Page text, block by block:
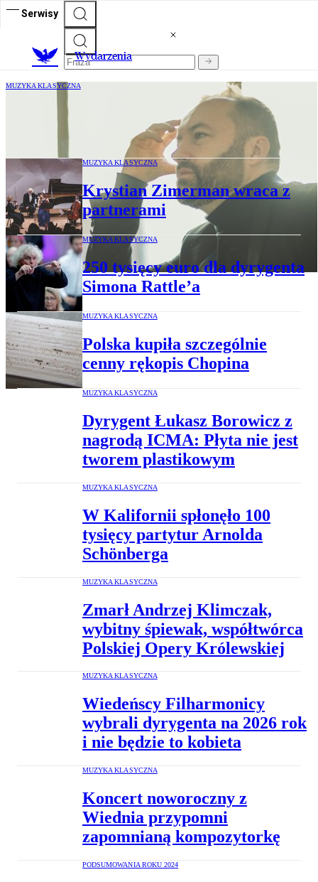
Serwisy
Wydarzenia
MUZYKA KLASYCZNA
Scena Muzyki Polskiej w Filharmonii
Narodowej
MUZYKA KLASYCZNA
Krystian Zimerman wraca z
partnerami
MUZYKA KLASYCZNA
250 tysięcy euro dla dyrygenta
Simona Rattle’a
MUZYKA KLASYCZNA
Polska kupiła szczególnie
cenny rękopis Chopina
MUZYKA KLASYCZNA
Dyrygent Łukasz Borowicz z
nagrodą ICMA: Płyta nie jest
tworem plastikowym
MUZYKA KLASYCZNA
W Kalifornii spłonęło 100
tysięcy partytur Arnolda
Schönberga
MUZYKA KLASYCZNA
Zmarł Andrzej Klimczak,
wybitny śpiewak, współtwórca
Polskiej Opery Królewskiej
MUZYKA KLASYCZNA
Wiedeńscy Filharmonicy
wybrali dyrygenta na 2026 rok
i nie będzie to kobieta
MUZYKA KLASYCZNA
Koncert noworoczny z
Wiednia przypomni
zapomnianą kompozytorkę
PODSUMOWANIA ROKU 2024